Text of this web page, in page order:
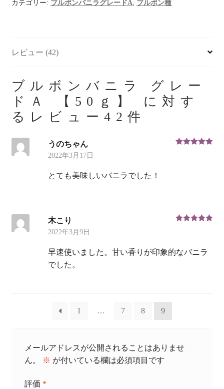
バ
レ
Ａ
【50
ｇ】
カテゴリー: ブルボンバニラグレードA ブルボン種
レビュー (42)
ブルボンバニラ グレー
ドＡ 【50ｇ】
に対す
るレビュー42件
うのちゃん
2022年3月17日
とても美味しいバニラでした！
木こり
2022年3月9日
早速使いました。甘い香りが印象的なバニラ
でした。
1 … 7 8 9
メールアドレスが公開されることはありませ
ん。
※ が付いている欄は必須項目です
評価 *